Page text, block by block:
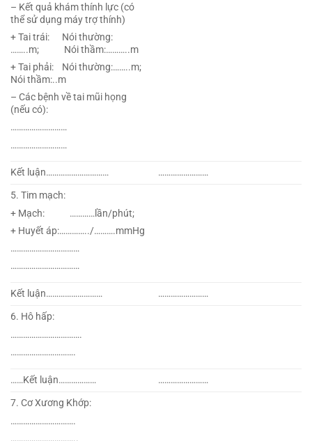
– Kết quả khám thính lực (có
thể sử dụng máy trợ thính)
+ Tai trái: Nói thường:
……..m; Nói thầm:………..m
+ Tai phải: Nói thường:……..m;
Nói thầm:..m
– Các bệnh về tai mũi họng
(nếu có):
………………………
………………………
Kết luận…………………………
……………………
5. Tim mạch:
+ Mạch: …………lần/phút;
+ Huyết áp:…………../……….mmHg
……………………………
……………………………
Kết luận………………………
……………………
6. Hô hấp:
…………………………….
………………………….
……Kết luận………………
……………………
7. Cơ Xương Khớp:
………………………….
…………………………..